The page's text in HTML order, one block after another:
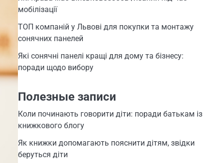
мобілізації
ТОП компаній у Львові для покупки та монтажу
сонячних панелей
Які сонячні панелі кращі для дому та бізнесу:
поради щодо вибору
Полезные записи
Коли починають говорити діти: поради батькам із
книжкового блогу
Як книжки допомагають пояснити дітям, звідки
беруться діти